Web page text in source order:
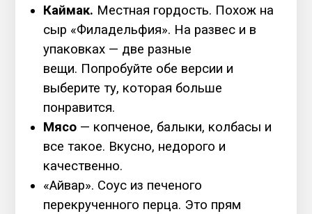
Каймак. Местная гордость. Похож на
сыр «Филадельфия». На развес и в
упаковках — две разные
вещи. Попробуйте обе версии и
выберите ту, которая больше
понравится.
Мясо — копченое, балыки, колбасы и
все такое. Вкусно, недорого и
качественно.
«Айвар». Соус из печеного
перекрученного перца. Это прям